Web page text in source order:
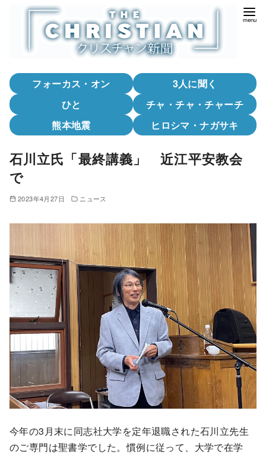
フォーカス・オン
3人に聞く
ひと
チャ・チャ・チャーチ
熊本地震
ヒロシマ・ナガサキ
石川立氏「最終講義」 近江平安教会
で
2023年4月27日 ニュース
今年の3月末に同志社大学を定年退職された石川立先生
のご専門は聖書学でした。慣例に従って、大学で在学